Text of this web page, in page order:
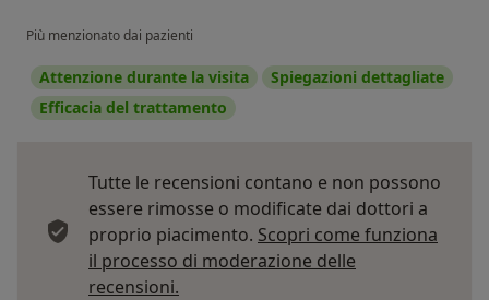
Più menzionato dai pazienti
Attenzione durante la visita
Spiegazioni dettagliate
Efficacia del trattamento
Tutte le recensioni contano e non possono
essere rimosse o modificate dai dottori a
proprio piacimento. Scopri come funziona
il processo di moderazione delle
recensioni.